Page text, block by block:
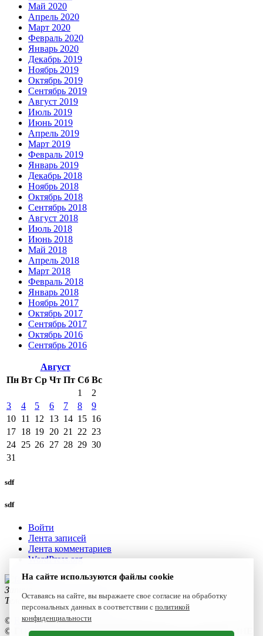
Май 2020
Апрель 2020
Март 2020
Февраль 2020
Январь 2020
Декабрь 2019
Ноябрь 2019
Октябрь 2019
Сентябрь 2019
Август 2019
Июль 2019
Июнь 2019
Апрель 2019
Март 2019
Февраль 2019
Январь 2019
Декабрь 2018
Ноябрь 2018
Октябрь 2018
Сентябрь 2018
Август 2018
Июль 2018
Июнь 2018
Май 2018
Апрель 2018
Март 2018
Февраль 2018
Январь 2018
Ноябрь 2017
Октябрь 2017
Сентябрь 2017
Октябрь 2016
Сентябрь 2016
Август
Пн Вт Ср Чт Пт Сб Вс
1
2
3
4 5 6 7 8
9
10 11 12 13 14 15 16
17 18 19 20 21 22 23
24 25 26 27 28 29 30
31
sdf
sdf
Войти
Лента записей
Лента комментариев
WordPress.org
Запишитесь к нам сегодня!
Телефон:+7(4922) 47-06-22
©
Reset 2021
©
ГОСУДАРСТВЕННОЕ БЮДЖЕТНОЕ УЧРЕЖДЕНИЕ
На сайте используются файлы cookie
Оставаясь на сайте, вы выражаете свое согласие на обработку
персональных данных в соответствии с политикой
конфиденциальности